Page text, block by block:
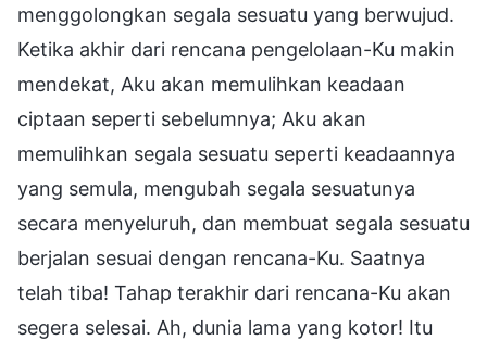
menggolongkan segala sesuatu yang berwujud.
Ketika akhir dari rencana pengelolaan-Ku makin
mendekat, Aku akan memulihkan keadaan
ciptaan seperti sebelumnya; Aku akan
memulihkan segala sesuatu seperti keadaannya
yang semula, mengubah segala sesuatunya
secara menyeluruh, dan membuat segala sesuatu
berjalan sesuai dengan rencana-Ku. Saatnya
telah tiba! Tahap terakhir dari rencana-Ku akan
segera selesai. Ah, dunia lama yang kotor! Itu